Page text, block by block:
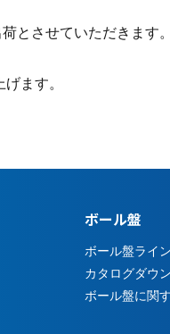
とさせていただきます。
ます。
ボール盤
ボール盤ライ
カタログダウ
ボール盤に関